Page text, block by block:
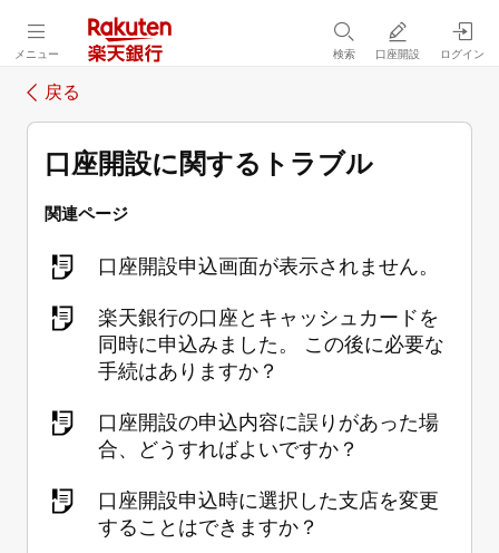
メニュー 検索 口座開設 ログイン
戻る
口座開設に関するトラブル
関連ページ
口座開設申込画面が表示されません。
楽天銀行の口座とキャッシュカードを
同時に申込みました。 この後に必要な
手続はありますか？
口座開設の申込内容に誤りがあった場
合、どうすればよいですか？
口座開設申込時に選択した支店を変更
することはできますか？